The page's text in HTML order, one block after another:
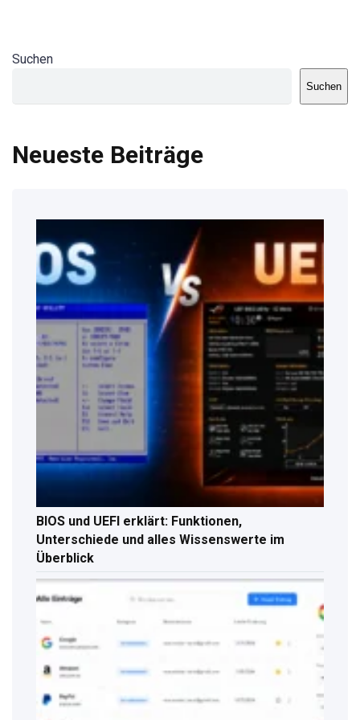
Suchen
Suchen
Neueste Beiträge
BIOS und UEFI erklärt: Funktionen,
Unterschiede und alles Wissenswerte im
Überblick